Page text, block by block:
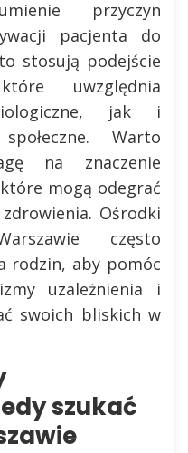
przyczyn
pacjenta do
stosują podejście
które uwzględnia
jak i
Warto
na znaczenie
mogą odegrać
Ośrodki
często
rodzin, aby pomóc
uzależnienia i
swoich bliskich w
szukać